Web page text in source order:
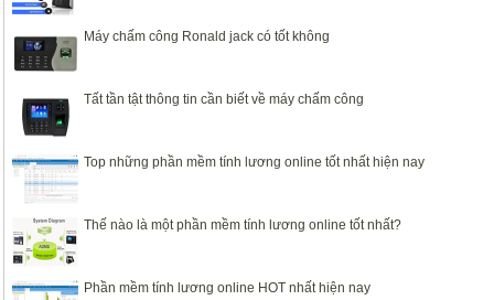
Máy chấm công Ronald jack có tốt không
Tất tần tật thông tin cần biết về máy chấm công
Top những phần mềm tính lương online tốt nhất hiện nay
Thế nào là một phần mềm tính lương online tốt nhất?
Phần mềm tính lương online HOT nhất hiện nay